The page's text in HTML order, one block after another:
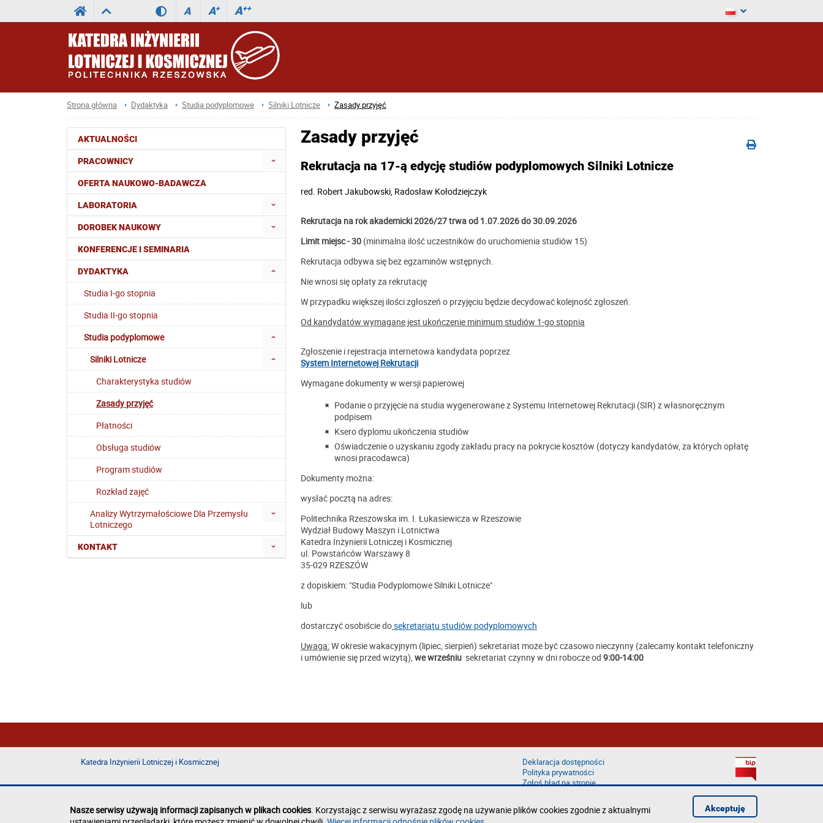
A A+ A++
Strona główna Dydaktyka Studia podyplomowe Silniki Lotnicze Zasady przyjęć
AKTUALNOŚCI
PRACOWNICY
OFERTA NAUKOWO-BADAWCZA
LABORATORIA
DOROBEK NAUKOWY
KONFERENCJE I SEMINARIA
DYDAKTYKA
Studia I-go stopnia
Studia II-go stopnia
Studia podyplomowe
Silniki Lotnicze
Charakterystyka studiów
Zasady przyjęć
Płatności
Obsługa studiów
Program studiów
Rozkład zajęć
Analizy Wytrzymałościowe Dla Przemysłu
Lotniczego
KONTAKT
Zasady przyjęć
Rekrutacja na 17-ą edycję studiów podyplomowych Silniki Lotnicze
red. Robert Jakubowski, Radosław Kołodziejczyk
Rekrutacja na rok akademicki 2026/27 trwa od 1.07.2026 do 30.09.2026
Limit miejsc - 30 (minimalna ilość uczestników do uruchomienia studiów 15)
Rekrutacja odbywa się bez egzaminów wstępnych.
Nie wnosi się opłaty za rekrutację
W przypadku większej ilości zgłoszeń o przyjęciu będzie decydować kolejność zgłoszeń.
Od kandydatów wymagane jest ukończenie minimum studiów 1-go stopnia
Zgłoszenie i rejestracja internetowa kandydata poprzez
System Internetowej Rekrutacji
Wymagane dokumenty w wersji papierowej
Podanie o przyjęcie na studia wygenerowane z Systemu Internetowej Rekrutacji (SIR) z własnoręcznym
podpisem
Ksero dyplomu ukończenia studiów
Oświadczenie o uzyskaniu zgody zakładu pracy na pokrycie kosztów (dotyczy kandydatów, za których opłatę
wnosi pracodawca)
Dokumenty można:
wysłać pocztą na adres:
Politechnika Rzeszowska im. I. Łukasiewicza w Rzeszowie
Wydział Budowy Maszyn i Lotnictwa
Katedra Inżynierii Lotniczej i Kosmicznej
ul. Powstańców Warszawy 8
35-029 RZESZÓW
z dopiskiem: "Studia Podyplomowe Silniki Lotnicze"
lub
dostarczyć osobiście dosekretariatu studiów podyplomowych
Uwaga:W okresie wakacyjnym (lipiec, sierpień) sekretariat może być czasowo nieczynny (zalecamy kontakt telefoniczny
i umówienie się przed wizytą), we wrześniu sekretariat czynny w dni robocze od 9:00-14:00
Katedra Inżynierii Lotniczej i Kosmicznej
Deklaracja dostępności
Polityka prywatności
Zgłoś błąd na stronie
Nasze serwisy używają informacji zapisanych w plikach cookies. Korzystając z serwisu wyrażasz zgodę na używanie plików cookies zgodnie z aktualnymi
Akceptuję